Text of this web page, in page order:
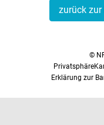
zurück
©
Privatsphäre
Erklärung zur